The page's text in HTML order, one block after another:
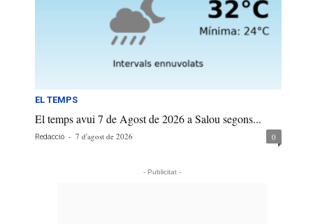
EL TEMPS
El temps avui 7 de Agost de 2026 a Salou segons...
Redacció - 7 d'agost de 2026 0
- Publicitat -